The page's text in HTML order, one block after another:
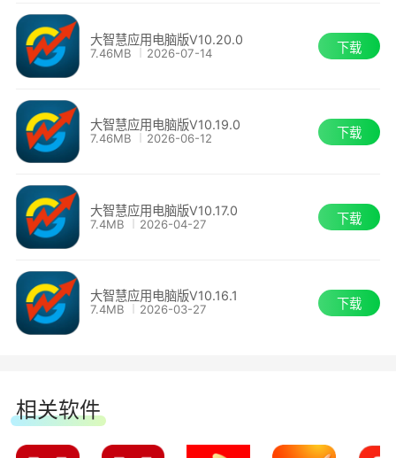
大智慧应用电脑版V10.20.0
7.46MB 2026-07-14 下载
大智慧应用电脑版V10.19.0
7.46MB 2026-06-12 下载
大智慧应用电脑版V10.17.0
7.4MB 2026-04-27 下载
大智慧应用电脑版V10.16.1
7.4MB 2026-03-27 下载
相关软件